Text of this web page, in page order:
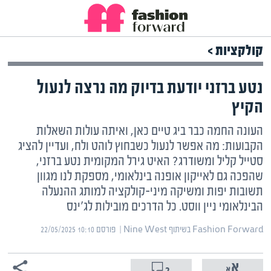
קולקציות >
נטע ברזני יודעת בדיוק מה נרצה לנעול
הקיץ
העונה החמה כבר ביג טיים כאן, ואיתה עולות השאלות
הקבועות: מה אפשר לנעול כשבחוץ לוהט ולח, ועדיין להציג
סטייל קליל ומשודרג? האיט גירל המקומית נטע ברזני,
שהפכה גם לאייקון אופנה בינלאומי, מספקת לנו מגוון
תשובות יפות ומשיקה מיני-קולקציה למותג ההנעלה
הבינלאומי ניין ווסט. כל הדרכים מובילות לג'ינס
Fashion Forward בשיתוף Nine West | ‏ פורסם ‎22/05/2025 10:10